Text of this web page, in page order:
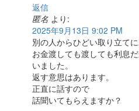
返信
匿名 より:
2025年9月13日 9:02 PM
別の人からひどい取り立て
お金渡しても渡しても利息
いました。
返す意思はあります。
正直に話すので
話聞いてもらえますか？